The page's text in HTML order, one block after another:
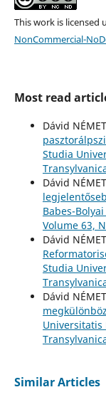
This work is licensed
NonCommercial-
Most read
Dávid
Studia
Dávid
Babes-
Volume 63,
Dávid
Studia
Dávid
Universitatis
Similar Articles